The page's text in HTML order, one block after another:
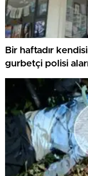
Bir haftadır
gurbetçi polisi